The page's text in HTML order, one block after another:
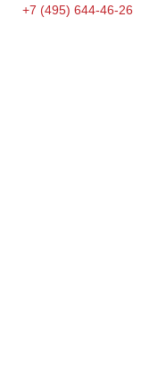
+7 (495) 644-46-26